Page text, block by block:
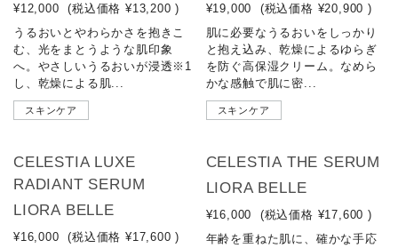
¥12,000 (税込価格 ¥13,200 )
うるおいとやわらかさを抱きこ
む、光をまとうような肌印象
へ。やさしいうるおいが浸透※1
し、乾燥による肌...
スキンケア
¥19,000 (税込価格 ¥20,900 )
肌に必要なうるおいをしっかり
と抱え込み、乾燥によるゆらぎ
を防ぐ高保湿クリーム。なめら
かな感触で肌に密...
スキンケア
NEW
CELESTIA LUXE
RADIANT SERUM
LIORA BELLE
¥16,000 (税込価格 ¥17,600 )
CELESTIA THE SERUM
LIORA BELLE
¥16,000 (税込価格 ¥17,600 )
年齢を重ねた肌に、確かな手応